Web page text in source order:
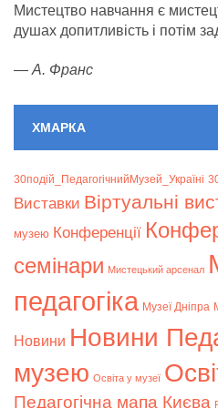
Мистецтво навчання є
душах допитливість і потім
— А. Франс
ХМАРКА
30подій_ПедагогічнийМузей_Україні
Bиставки Віртуальні
музею Конференції
семінари Мистецький арсенал
педагогіка Музеї Дніпра
Новини Новини
музею Освіта у музеї
Педагогічна мапа Києва